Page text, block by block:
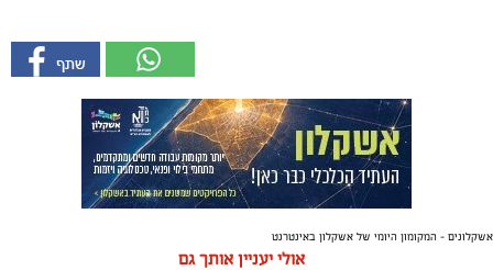
אשקלונים - המקומון היומי של אשקלון באינטרנט
אולי יעניין אותך גם